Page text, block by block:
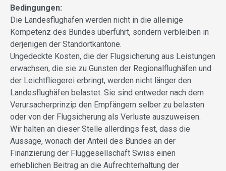
Bedingungen:
Die Landesflughäfen werden nicht in die alleinige
Kompetenz des Bundes überführt, sondern verbleiben in
derjenigen der Standortkantone.
Ungedeckte Kosten, die der Flugsicherung aus Leistungen
erwachsen, die sie zu Gunsten der Regionalflughäfen und
der Leichtfliegerei erbringt, werden nicht länger den
Landesflughäfen belastet. Sie sind entweder nach dem
Verursacherprinzip den Empfängern selber zu belasten
oder von der Flugsicherung als Verluste auszuweisen.
Wir halten an dieser Stelle allerdings fest, dass die
Aussage, wonach der Anteil des Bundes an der
Finanzierung der Fluggesellschaft Swiss einen
erheblichen Beitrag an die Aufrechterhaltung der